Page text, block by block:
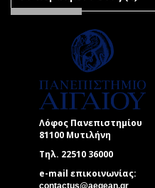
Λόφος Πανεπιστημίου
81100 Μυτιλήνη
Τηλ. 22510 36000
e-mail επικοινωνίας: